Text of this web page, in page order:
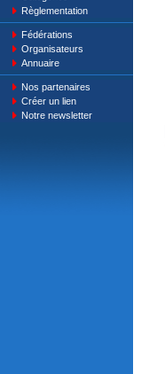
Règlementation
Fédérations
Organisateurs
Annuaire
Nos partenaires
Créer un lien
Notre newsletter